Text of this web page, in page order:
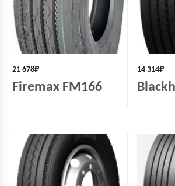
21 678₽
Firemax FM166
14 314₽